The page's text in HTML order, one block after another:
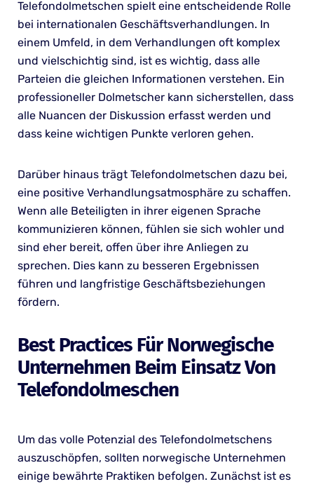
Telefondolmetschen spielt eine entscheidende Rolle
bei internationalen Geschäftsverhandlungen. In
einem Umfeld, in dem Verhandlungen oft komplex
und vielschichtig sind, ist es wichtig, dass alle
Parteien die gleichen Informationen verstehen. Ein
professioneller Dolmetscher kann sicherstellen, dass
alle Nuancen der Diskussion erfasst werden und
dass keine wichtigen Punkte verloren gehen.
Darüber hinaus trägt Telefondolmetschen dazu bei,
eine positive Verhandlungsatmosphäre zu schaffen.
Wenn alle Beteiligten in ihrer eigenen Sprache
kommunizieren können, fühlen sie sich wohler und
sind eher bereit, offen über ihre Anliegen zu
sprechen. Dies kann zu besseren Ergebnissen
führen und langfristige Geschäftsbeziehungen
fördern.
Best Practices Für Norwegische
Unternehmen Beim Einsatz Von
Telefondolmeschen
Um das volle Potenzial des Telefondolmetschens
auszuschöpfen, sollten norwegische Unternehmen
einige bewährte Praktiken befolgen. Zunächst ist es